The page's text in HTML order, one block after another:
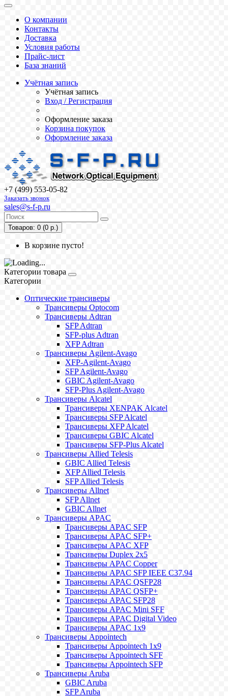
О компании
Контакты
Доставка
Условия работы
Прайс-лист
База знаний
Учётная запись
Учётная запись
Вход / Регистрация
Оформление заказа
Корзина покупок
Оформление заказа
+7 (499) 553-05-82
Заказать звонок
sales@s-f-p.ru
Товаров: 0 (0 р.)
В корзине пусто!
Категории товара
Категории
Оптические трансиверы
Трансиверы Optocom
Трансиверы Adtran
SFP Adtran
SFP-plus Adtran
XFP Adtran
Трансиверы Agilent-Avago
XFP-Agilent-Avago
SFP Agilent-Avago
GBIC Agilent-Avago
SFP-Plus Agilent-Avago
Трансиверы Alcatel
Трансиверы XENPAK Alcatel
Трансиверы SFP Alcatel
Трансиверы XFP Alcatel
Трансиверы GBIC Alcatel
Трансиверы SFP-Plus Alcatel
Трансиверы Allied Telesis
GBIC Allied Telesis
XFP Allied Telesis
SFP Allied Telesis
Трансиверы Allnet
SFP Allnet
GBIC Allnet
Трансиверы APAC
Трансиверы APAC SFP
Трансиверы APAC SFP+
Трансиверы APAC XFP
Трансиверы Duplex 2x5
Трансиверы APAC Copper
Трансиверы APAC SFP IEEE C37.94
Трансиверы APAC QSFP28
Трансиверы APAC QSFP+
Трансиверы APAC SFP28
Трансиверы APAC Mini SFF
Трансиверы APAC Digital Video
Трансиверы APAC 1x9
Трансиверы Appointech
Трансиверы Appointech 1x9
Трансиверы Appointech SFF
Трансиверы Appointech SFP
Трансиверы Aruba
GBIC Aruba
SFP Aruba